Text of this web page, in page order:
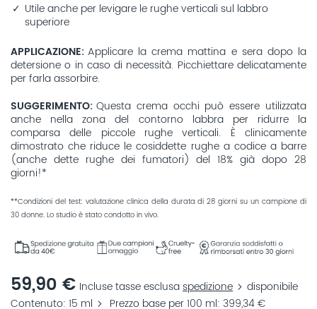
Utile anche per levigare le rughe verticali sul labbro
superiore
APPLICAZIONE Applicare la crema mattina e sera dopo la
detersione o in caso di necessità. Picchiettare delicatamente
per farla assorbire.
SUGGERIMENTO Questa crema occhi può essere utilizzata
anche nella zona del contorno labbra per ridurre la
comparsa delle piccole rughe verticali. È clinicamente
dimostrato che riduce le cosiddette rughe a codice a barre
(anche dette rughe dei fumatori) del 18% già dopo 28
giorni!*
**Condizioni del test: valutazione clinica della durata di 28 giorni su un campione di
30 donne. Lo studio è stato condotto in vivo.
59,90 € Incluse tasse esclusaspedizione
disponibile
Contenuto 15 ml Prezzo base per 100 ml 399,34 €